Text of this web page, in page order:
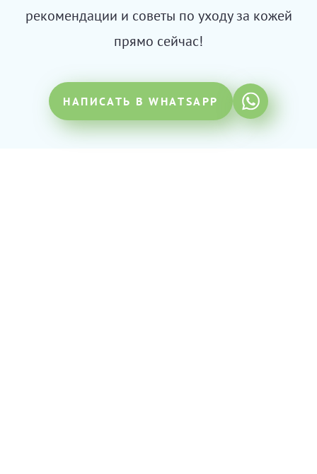
рекомендации и советы по уходу за кожей
прямо сейчас!
НАПИСАТЬ В WHATSAPP